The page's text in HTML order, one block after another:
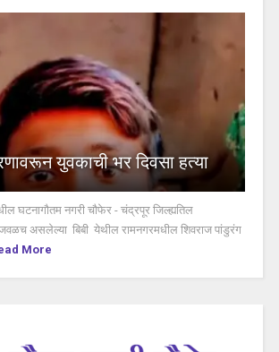
युवकाची भर दिवसा हत्या
घटनागौतम नगरी चौफेर - चंद्रपूर जिल्ह्यतिल
असलेल्या बिबी येथील रामनगरमधील शिवराज पांडुरंग
More